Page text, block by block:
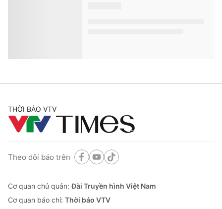
THỜI BÁO VTV
Theo dõi báo trên
Cơ quan chủ quản:Đài Truyền hình Việt Nam
Cơ quan báo chí: Thời báo VTV